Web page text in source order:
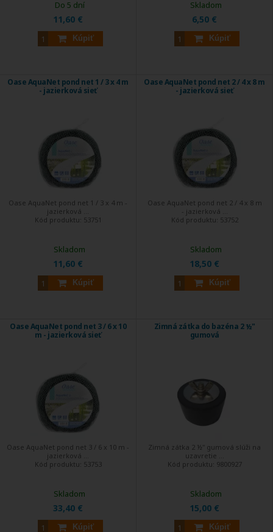
11,60 €
Kúpiť
Do 5 dní
6,50 €
Kúpiť
Skladom
Oase AquaNet pond net 1 / 3 x 4 m
- jazierková sieť
Oase AquaNet pond net 1 / 3 x 4 m -
jazierková ...
Kód produktu: 53751
11,60 €
Kúpiť
Skladom
Oase AquaNet pond net 2 / 4 x 8 m
- jazierková sieť
Oase AquaNet pond net 2 / 4 x 8 m
- jazierková ...
Kód produktu: 53752
18,50 €
Kúpiť
Skladom
Oase AquaNet pond net 3 / 6 x 10
m - jazierková sieť
Oase AquaNet pond net 3 / 6 x 10 m -
jazierková ...
Kód produktu: 53753
33,40 €
Kúpiť
Skladom
Zimná zátka do bazéna 2 ½"
gumová
Zimná zátka 2 ½" gumová slúži na
uzavretie ...
Kód produktu: 9800927
15,00 €
Kúpiť
Skladom